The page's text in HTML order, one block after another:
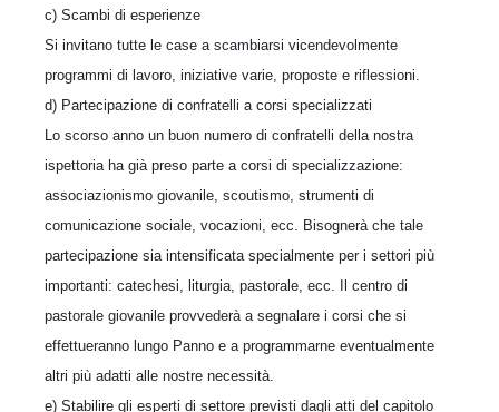
c) Scambi di esperienze
Si invitano tutte le case a scambiarsi vicendevolmente
programmi di lavoro, iniziative varie, proposte e riflessioni.
d) Partecipazione di confratelli a corsi specializzati
Lo scorso anno un buon numero di confratelli della nostra
ispettoria ha già preso parte a corsi di specializzazione:
associazionismo giovanile, scoutismo, strumenti di
comunicazione sociale, vocazioni, ecc. Bisognerà che tale
partecipazione sia intensificata specialmente per i settori più
importanti: catechesi, liturgia, pastorale, ecc. Il centro di
pastorale giovanile provvederà a segnalare i corsi che si
effettueranno lungo Panno e a programmarne eventualmente
altri più adatti alle nostre necessità.
e) Stabilire gli esperti di settore previsti dagli atti del capitolo